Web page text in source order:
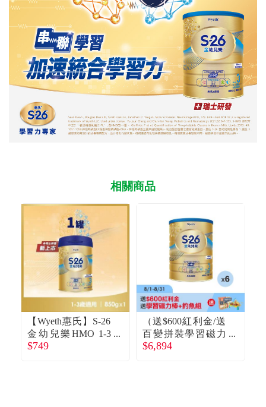
相關商品
【Wyeth惠氏】S-26
金幼兒樂HMO 1-3
歲成長配方（850g
$749
（送$600紅利金/送
百變拼裝學習磁力
棒+學習釣魚組）
$6,894